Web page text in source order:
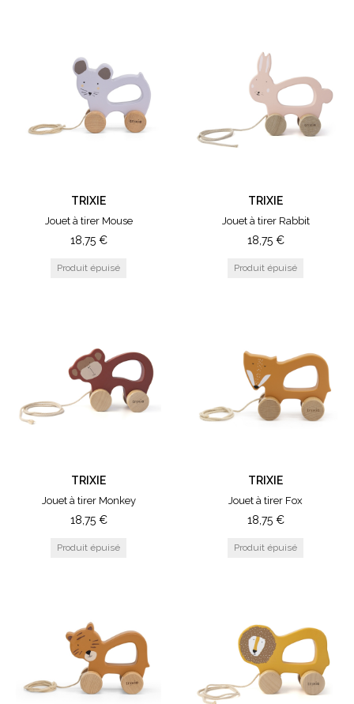
TRIXIE
Jouet à tirer Mouse
18,75 €
TRIXIE
Jouet à tirer Rabbit
18,75 €
TRIXIE
Jouet à tirer Monkey
18,75 €
TRIXIE
Jouet à tirer Fox
18,75 €